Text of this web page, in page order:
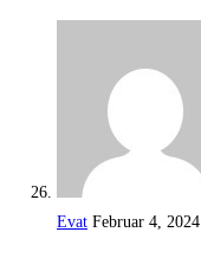
Evat Februar 4, 2024